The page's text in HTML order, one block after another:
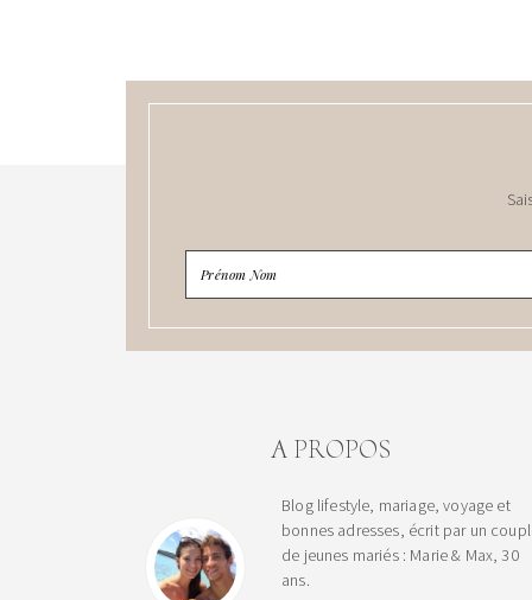
A PROPOS
Blog lifestyle, mariage, voyage et
bonnes adresses, écrit par un
de jeunes mariés : Marie & Max, 30
ans.